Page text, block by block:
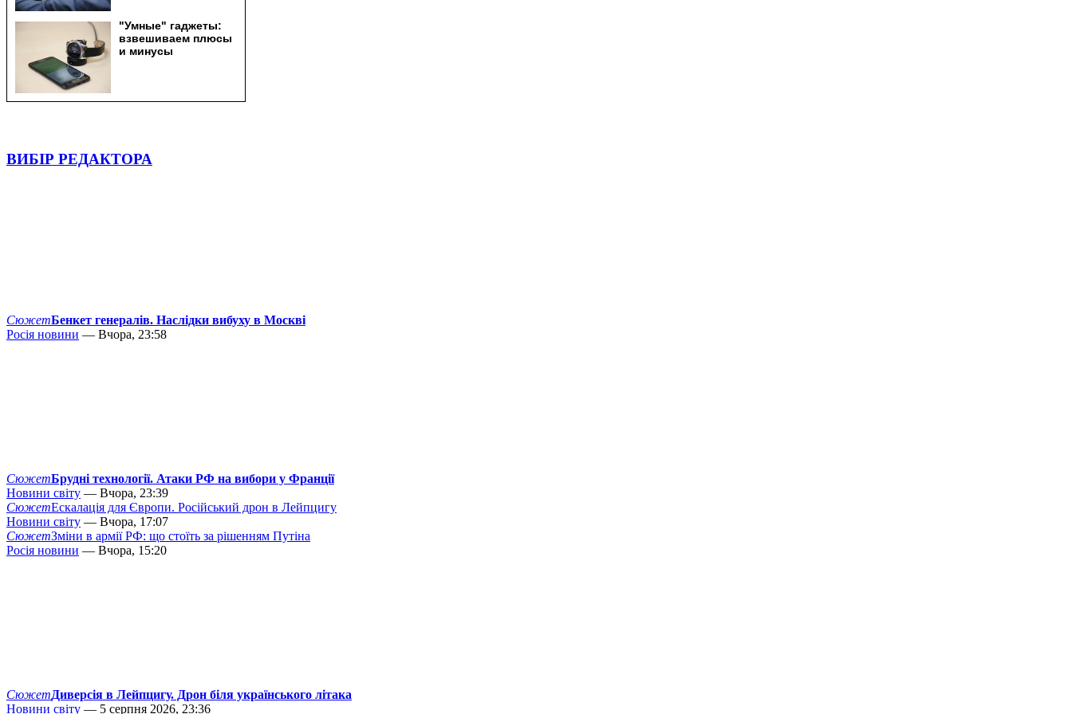
ВИБІР РЕДАКТОРА
СюжетБенкет генералів. Наслідки вибуху в Москві
Росія новини — Вчора, 23:58
СюжетБрудні технології. Атаки РФ на вибори у Франції
Новини світу — Вчора, 23:39
СюжетЕскалація для Європи. Російський дрон в Лейпцигу
Новини світу — Вчора, 17:07
СюжетЗміни в армії РФ: що стоїть за рішенням Путіна
Росія новини — Вчора, 15:20
СюжетДиверсія в Лейпцигу. Дрон біля українського літака
Новини світу — 5 серпня 2026, 23:36